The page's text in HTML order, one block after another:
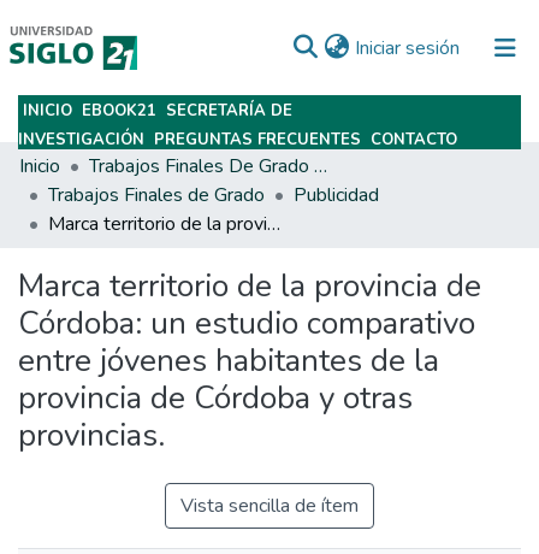
Iniciar sesión (current)
Subir
INICIO EBOOK21 SECRETARÍA DE
INVESTIGACIÓN PREGUNTAS FRECUENTES CONTACTO
Inicio
Trabajos Finales De Grado Y Posgrado
Trabajos Finales de Grado
Publicidad
Marca territorio de la provincia de Córdoba: un estudio comparativo entre jóvenes habitantes de la provincia de Córdoba y otras provincias.
Marca territorio de la provincia de
Córdoba: un estudio comparativo
entre jóvenes habitantes de la
provincia de Córdoba y otras
provincias.
Vista sencilla de ítem